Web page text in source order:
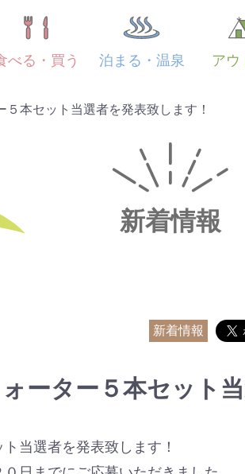
べる・買う 泊まる・温泉 アウ
５本セット当選者を発表致します！
新着情報
新着情報
ーター５本セット
当選者を発表致します！